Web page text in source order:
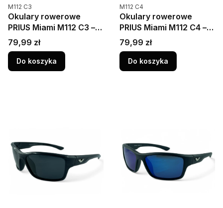
Kod produktu
M112 C3
Okulary rowerowe
PRIUS Miami M112 C3 –
polaryzacja HD, UV400,
maska czarna ze złotą
soczewką
Cena
79,99 zł
Do koszyka
Kod produktu
M112 C4
Okulary rowerowe
PRIUS Miami M112 C4 –
polaryzacja HD, UV400,
maska czarna z
zielonymi akcentami i
niebieską soczewką
Cena
79,99 zł
Do koszyka